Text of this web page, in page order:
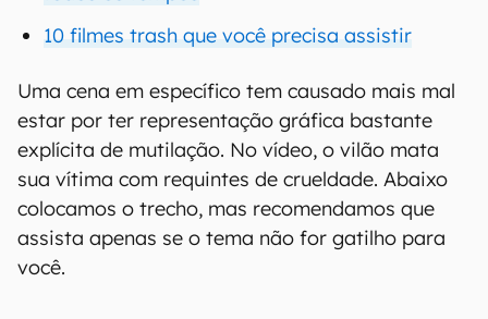
10 filmes trash que você precisa assistir
Uma cena em específico tem causado mais mal
estar por ter representação gráfica bastante
explícita de mutilação. No vídeo, o vilão mata
sua vítima com requintes de crueldade. Abaixo
colocamos o trecho, mas recomendamos que
assista apenas se o tema não for gatilho para
você.